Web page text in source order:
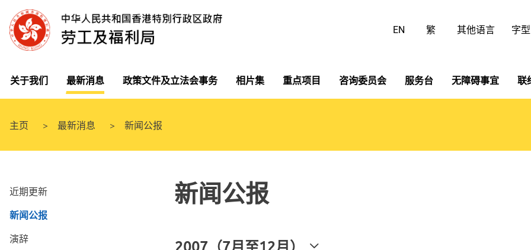
EN 繁 其他语言 字
关于我们 最新消息 政策文件及立法会事务 相片集 重点项目 咨询委员会 服务台 无障碍事宜 联
主页 最新消息 新闻公报
近期更新
新闻公报
演辞
新闻公报
2007（7月至12月）